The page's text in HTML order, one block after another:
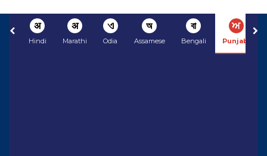
अ
Hindi
अ
Marathi
ଏ
Odia
অ
Assamese
বা
Bengali
ਅ
Punjabi